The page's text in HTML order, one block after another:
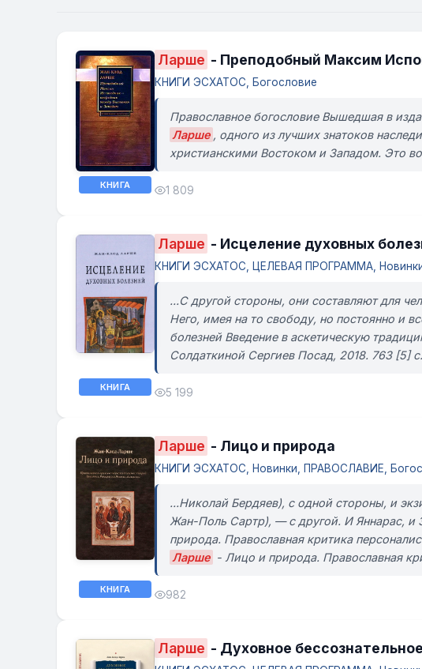
КНИГА
Ларше - Преподобный Максим
КНИГИ ЭСХАТОС, Богословие
Православное богословие Вышедшая в
Ларше , одного из лучших знатоков
христианскими Востоком и Западом. Это
1 809
КНИГА
Ларше - Исцеление духовных
КНИГИ ЭСХАТОС, ЦЕЛЕВАЯ ПРОГРАММА,
...С другой стороны, они составляют для
Него, имея на то свободу, но постоянно и
болезней Введение в аскетическую
Солдаткиной Сергиев Посад, 2018. 763
5 199
КНИГА
Ларше - Лицо и природа
КНИГИ ЭСХАТОС, Новинки, ПРАВОСЛАВИЕ,
...Николай Бердяев), с одной стороны, и
Жан-Поль Сартр), — с другой. И Яннарас, и
природа. Православная критика
Ларше - Лицо и природа. Православная
982
Ларше - Духовное бессознательное